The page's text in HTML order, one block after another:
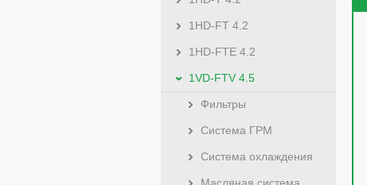
1HD-FT 4.2
1HD-FTE 4.2
1VD-FTV 4.5
Фильтры
Система ГРМ
Система охлаждения